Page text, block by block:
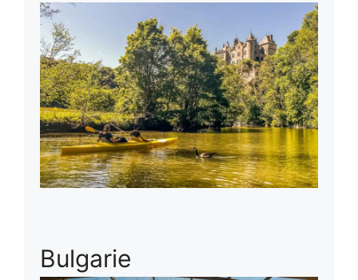
Bulgarie